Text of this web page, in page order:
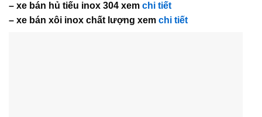
– xe bán hủ tiếu inox 304 xem chi tiết
– xe bán xôi inox chất lượng xem chi tiết